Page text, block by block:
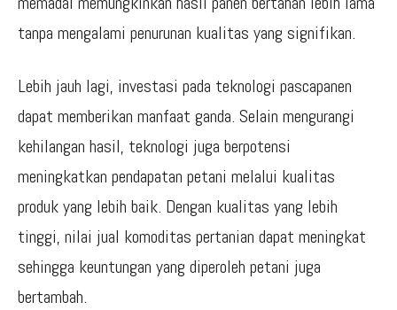
tanpa mengalami penurunan kualitas yang signifikan.
Lebih jauh lagi, investasi pada teknologi pascapanen
dapat memberikan manfaat ganda. Selain mengurangi
kehilangan hasil, teknologi juga berpotensi
meningkatkan pendapatan petani melalui kualitas
produk yang lebih baik. Dengan kualitas yang lebih
tinggi, nilai jual komoditas pertanian dapat meningkat
sehingga keuntungan yang diperoleh petani juga
bertambah.